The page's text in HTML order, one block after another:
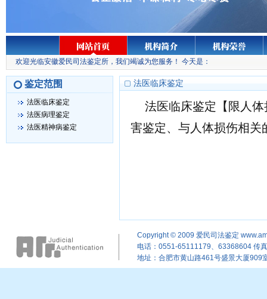
欢迎光临安徽爱民司法鉴定所，我们竭诚为您服务！ 今天是：
鉴定范围
法医临床鉴定
法医病理鉴定
法医精神病鉴定
法医临床鉴定
法医临床鉴定 【限 人
害鉴定、与人体损伤相关
Copyright © 2009 爱民司法鉴定
电话：0551-65111179、63368604 传
地址：合肥市黄山路461号盛景大厦909